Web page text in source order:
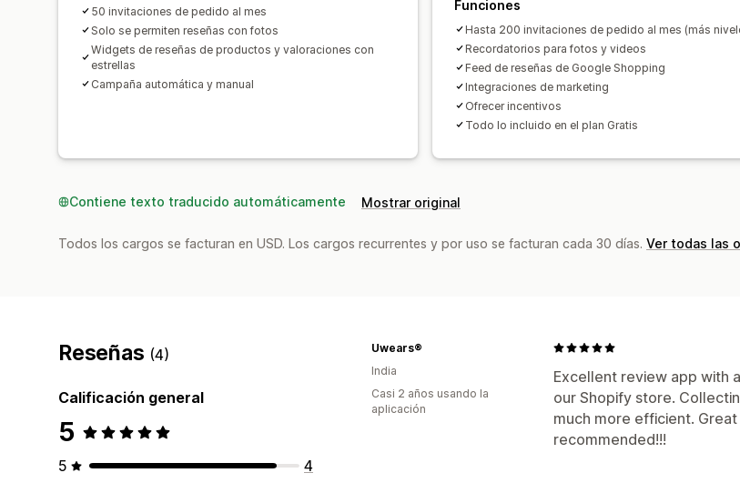
50 invitaciones de pedido al mes
Solo se permiten reseñas con fotos
Widgets de reseñas de productos y valoraciones con
estrellas
Campaña automática y manual
Funciones
Hasta 200 invitaciones de pedido al mes (más
Recordatorios para fotos y videos
Feed de reseñas de Google Shopping
Integraciones de marketing
Ofrecer incentivos
Todo lo incluido en el plan Gratis
Contiene texto traducido automáticamente Mostrar original
Todos los cargos se facturan en USD. Los cargos recurrentes y por uso se facturan cada 30 días. Ver todas las
Reseñas (4)
Calificación general
5
5
4
Excellent review app with
our Shopify store.
much more efficient.
recommended!!!
Uwears®
India
Casi 2 años usando la
aplicación